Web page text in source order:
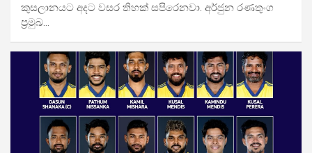
කුසලානයට අදට වසර තිහක් සපිරෙනවා. අර්ජුන රණතුංග
ප්‍රමුඛ…